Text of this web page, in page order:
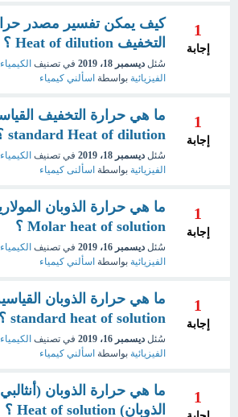
1
إجابة
كيف يمكن تفسير مصدر
التخفيف Heat of dilution ؟
سُئل ديسمبر 18، 2019 في تصنيف الكيمياء
الفيزيائية بواسطة اسألني كيمياء
1
إجابة
ما هي حرارة التخفيف
standard Heat of dilution ؟
سُئل ديسمبر 18، 2019 في تصنيف الكيمياء
الفيزيائية بواسطة اسألنى كيمياء
1
إجابة
ما هي حرارة الذوبان
Molar heat of solution ؟
سُئل ديسمبر 16، 2019 في تصنيف الكيمياء
الفيزيائية بواسطة اسألني كيمياء
1
إجابة
ما هي حرارة الذوبان
standard heat of solution ؟
سُئل ديسمبر 16، 2019 في تصنيف الكيمياء
الفيزيائية بواسطة اسألني كيمياء
1
ما هي حرارة الذوبان (أنثالبي
الذوبان) Heat of solution ؟